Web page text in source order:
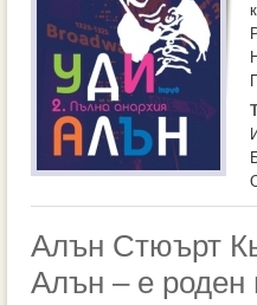
Алън Стюърт
Алън – е роден